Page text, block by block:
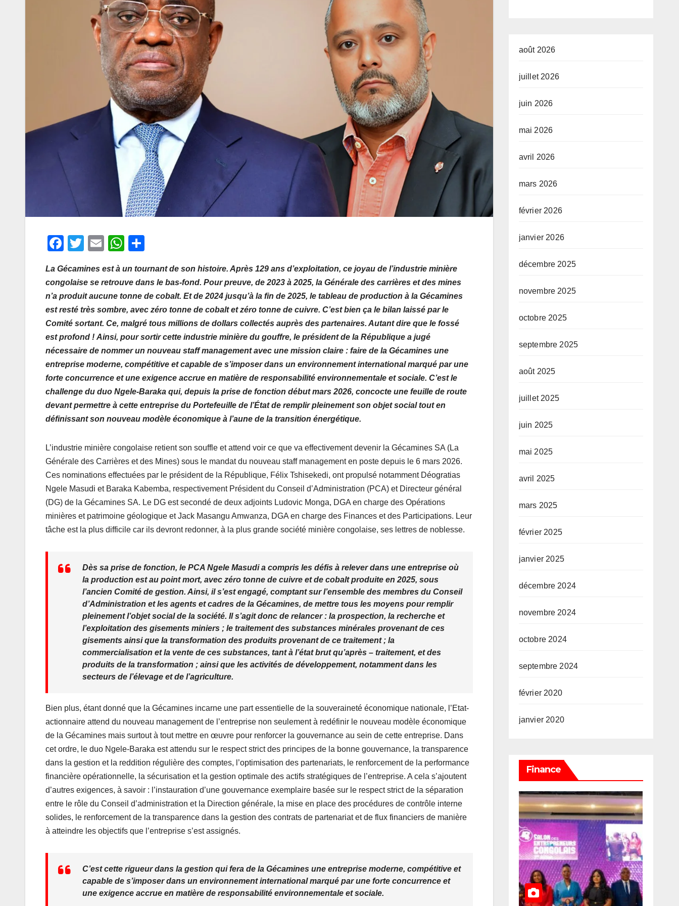
F
c
e
b
o
o
k
T
tt
er
E
ail
W
at
s
A
p
p
ta
g
er
La Gécamines est à un tournant de son histoire. Après 129 ans d’exploitation, ce joyau de l’industrie minière
congolaise se retrouve dans le bas-fond. Pour preuve, de 2023 à 2025, la Générale des carrières et des mines
n’a produit aucune tonne de cobalt. Et de 2024 jusqu’à la fin de 2025, le tableau de production à la Gécamines
est resté très sombre, avec zéro tonne de cobalt et zéro tonne de cuivre. C’est bien ça le bilan laissé par le
Comité sortant. Ce, malgré tous millions de dollars collectés auprès des partenaires. Autant dire que le fossé
est profond ! Ainsi, pour sortir cette industrie minière du gouffre, le président de la République a jugé
nécessaire de nommer un nouveau staff management avec une mission claire : faire de la Gécamines une
entreprise moderne, compétitive et capable de s’imposer dans un environnement international marqué par une
forte concurrence et une exigence accrue en matière de responsabilité environnementale et sociale. C’est le
challenge du duo Ngele-Baraka qui, depuis la prise de fonction début mars 2026, concocte une feuille de route
devant permettre à cette entreprise du Portefeuille de l’État de remplir pleinement son objet social tout en
définissant son nouveau modèle économique à l’aune de la transition énergétique.
L’industrie minière congolaise retient son souffle et attend voir ce que va effectivement devenir la Gécamines SA (La
Générale des Carrières et des Mines) sous le mandat du nouveau staff management en poste depuis le 6 mars 2026.
Ces nominations effectuées par le président de la République, Félix Tshisekedi, ont propulsé notamment Déogratias
Ngele Masudi et Baraka Kabemba, respectivement Président du Conseil d’Administration (PCA) et Directeur général
(DG) de la Gécamines SA. Le DG est secondé de deux adjoints Ludovic Monga, DGA en charge des Opérations
minières et patrimoine géologique et Jack Masangu Amwanza, DGA en charge des Finances et des Participations. Leur
tâche est la plus difficile car ils devront redonner, à la plus grande société minière congolaise, ses lettres de noblesse.
Dès sa prise de fonction, le PCA Ngele Masudi a compris les défis à relever dans une entreprise où
la production est au point mort, avec zéro tonne de cuivre et de cobalt produite en 2025, sous
l’ancien Comité de gestion. Ainsi, il s’est engagé, comptant sur l’ensemble des membres du Conseil
d’Administration et les agents et cadres de la Gécamines, de mettre tous les moyens pour remplir
pleinement l’objet social de la société. Il s’agit donc de relancer : la prospection, la recherche et
l’exploitation des gisements miniers ; le traitement des substances minérales provenant de ces
gisements ainsi que la transformation des produits provenant de ce traitement ; la
commercialisation et la vente de ces substances, tant à l’état brut qu’après – traitement, et des
produits de la transformation ; ainsi que les activités de développement, notamment dans les
secteurs de l’élevage et de l’agriculture.
Bien plus, étant donné que la Gécamines incarne une part essentielle de la souveraineté économique nationale, l’Etat-
actionnaire attend du nouveau management de l’entreprise non seulement à redéfinir le nouveau modèle économique
de la Gécamines mais surtout à tout mettre en œuvre pour renforcer la gouvernance au sein de cette entreprise. Dans
cet ordre, le duo Ngele-Baraka est attendu sur le respect strict des principes de la bonne gouvernance, la transparence
dans la gestion et la reddition régulière des comptes, l’optimisation des partenariats, le renforcement de la performance
financière opérationnelle, la sécurisation et la gestion optimale des actifs stratégiques de l’entreprise. A cela s’ajoutent
d’autres exigences, à savoir : l’instauration d’une gouvernance exemplaire basée sur le respect strict de la séparation
entre le rôle du Conseil d’administration et la Direction générale, la mise en place des procédures de contrôle interne
solides, le renforcement de la transparence dans la gestion des contrats de partenariat et de flux financiers de manière
à atteindre les objectifs que l’entreprise s’est assignés.
C’est cette rigueur dans la gestion qui fera de la Gécamines une entreprise moderne, compétitive et
capable de s’imposer dans un environnement international marqué par une forte concurrence et
une exigence accrue en matière de responsabilité environnementale et sociale.
mobilise les
investisseurs
autour de
l’ambition
d’une RDC,
destination
phare de
l’investisseme
nt en Afrique
africaine–
Nouveau
pour le
développeme
nt de l’Afrique
NEPAD)
août 2026
juillet 2026
juin 2026
mai 2026
avril 2026
mars 2026
février 2026
janvier 2026
décembre 2025
novembre 2025
octobre 2025
septembre 2025
août 2025
juillet 2025
juin 2025
mai 2025
avril 2025
mars 2025
février 2025
janvier 2025
décembre 2024
novembre 2024
octobre 2024
septembre 2024
février 2020
janvier 2020
Finance